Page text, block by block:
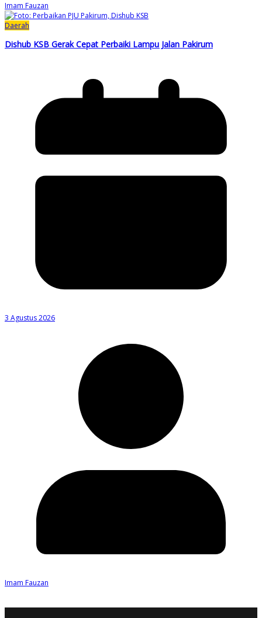
Imam Fauzan
Daerah
Dishub KSB Gerak Cepat Perbaiki Lampu Jalan Pakirum
3 Agustus 2026
Imam Fauzan